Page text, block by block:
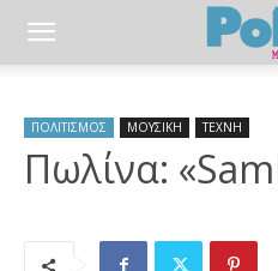
ΠΟΛΙΤΙΣΜΟΣ ΜΟΥΣΙΚΗ ΤΕΧΝΗ
Πωλίνα: